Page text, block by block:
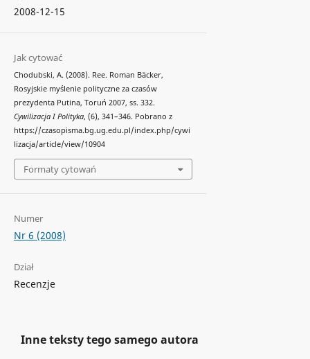
2008-12-15
Jak cytować
Chodubski, A. (2008). Ree. Roman Bäcker,
Rosyjskie myślenie polityczne za czasów
prezydenta Putina, Toruń 2007, ss. 332.
Cywilizacja I Polityka, (6), 341–346. Pobrano z
https://czasopisma.bg.ug.edu.pl/index.php/cywi
lizacja/article/view/10904
Formaty cytowań
Numer
Nr 6 (2008)
Dział
Recenzje
Inne teksty tego samego autora